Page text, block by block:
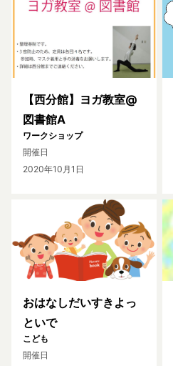
【西分館】ヨガ教室@
図書館A
ワークショップ
開催日
2020年10月1日
おはなしだいすきよっ
といで
こども
開催日